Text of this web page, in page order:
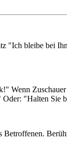
"Ich bleibe bei
Wenn
"Halten